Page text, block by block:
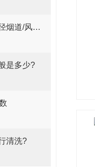
智能探针式流量计在大口径烟道/风管气体流量监测中的应用
是多少?
清洗?